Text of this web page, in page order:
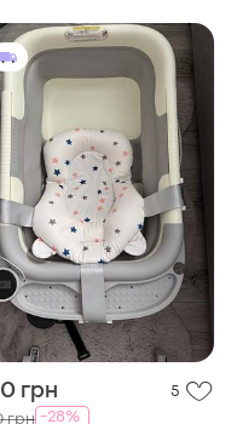
грн 5
грн -28%